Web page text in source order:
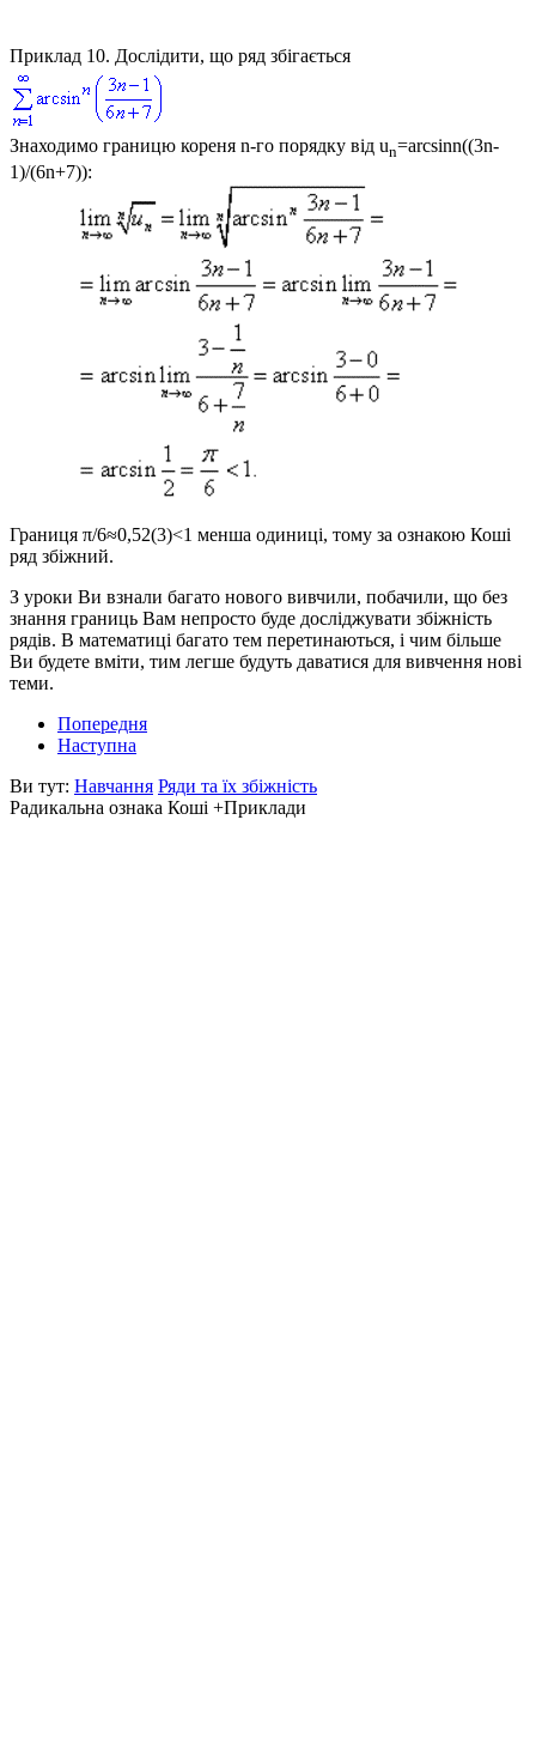
Приклад 10. Дослідити, що ряд збігається
Знаходимо границю кореня n-го порядку від un=arcsinn((3n-
1)/(6n+7)):
Границя π/6≈0,52(3)<1 менша одиниці, тому за ознакою Коші
ряд збіжний.
З уроки Ви взнали багато нового вивчили, побачили, що без
знання границь Вам непросто буде досліджувати збіжність
рядів. В математиці багато тем перетинаються, і чим більше
Ви будете вміти, тим легше будуть даватися для вивчення нові
теми.
Попередня
Наступна
Ви тут: Навчання Ряди та їх збіжність
Радикальна ознака Коші +Приклади